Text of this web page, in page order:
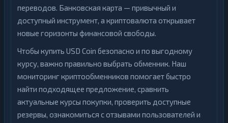
переводов. Банковская карта — привычный и
доступный инструмент, а криптовалюта открывает
новые горизонты финансовой свободы.
Чтобы купить USD Coin безопасно и по выгодному
курсу, важно правильно выбрать обменник. Наш
мониторинг криптообменников помогает быстро
найти подходящее предложение, сравнить
актуальные курсы покупки, проверить доступные
резервы, ознакомиться с отзывами пользователей и